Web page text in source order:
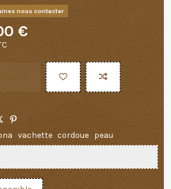
nous contacter
€
panier
vachette cordoue peau